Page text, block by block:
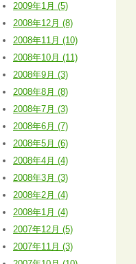
2009年1月 (5)
2008年12月 (8)
2008年11月 (10)
2008年10月 (11)
2008年9月 (3)
2008年8月 (8)
2008年7月 (3)
2008年6月 (7)
2008年5月 (6)
2008年4月 (4)
2008年3月 (3)
2008年2月 (4)
2008年1月 (4)
2007年12月 (5)
2007年11月 (3)